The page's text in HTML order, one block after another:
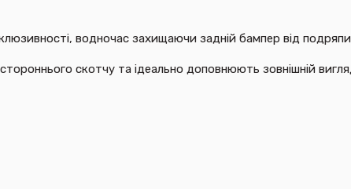
водночас захищаючи задній бампер від
скотчу та ідеально доповнюють зовнішній